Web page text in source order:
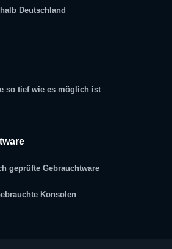
Deutschland
so tief wie es möglich ist
geprüfte Gebrauchtware
Konsolen